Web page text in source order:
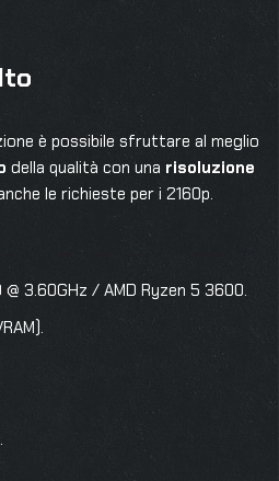
è possibile sfruttare al meglio
della qualità con una risoluzione
le richieste per i 2160p.
3.60GHz / AMD Ryzen 5 3600.